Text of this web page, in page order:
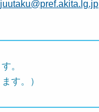
juutaku@pref.akita.lg.jp
。
す。）